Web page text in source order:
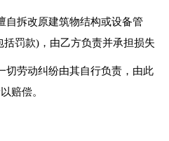
自拆改原建筑物结构或设备管
罚款)，由乙方负责并承担损失
切劳动纠纷由其自行负责，由此
赔偿。